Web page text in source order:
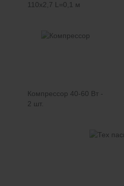
110х2,7 L=0,1 м
Компрессор 40-60 Вт -
2 шт.